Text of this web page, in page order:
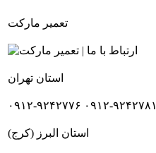
تعمیر مارکت
استان تهران
۰۹۱۲-۹۲۴۲۷۷۶ ۰۹۱۲-۹۲۴۲۷۸۱
استان البرز (کرج)